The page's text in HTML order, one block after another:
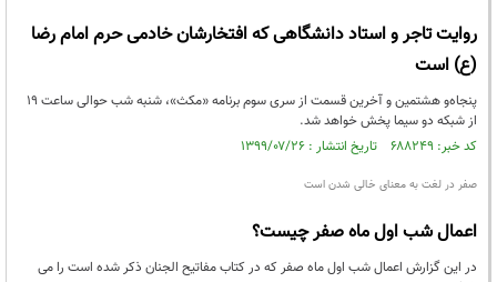
روایت تاجر و استاد دانشگاهی که افتخارشان خادمی حرم امام رضا
(ع) است
پنجاه‌و هشتمین و آخرین قسمت از سری سوم برنامه «مکث»، شنبه شب حوالی ساعت ١٩
از شبکه دو سیما پخش خواهد شد.
کد خبر: ۶۸۸۲۴۹ تاریخ انتشار : ۱۳۹۹/۰۷/۲۶
صفر در لغت به معنای خالی شدن است
اعمال شب اول ماه صفر چیست؟
در این گزارش اعمال شب اول ماه صفر که در کتاب مفاتیح الجنان ذکر شده است را می